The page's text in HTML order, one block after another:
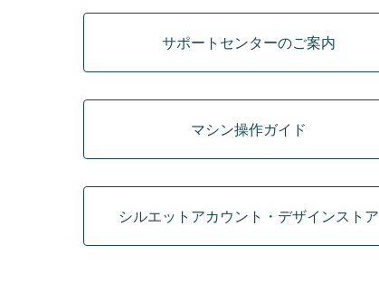
サポートセンターのご案内
マシン操作ガイド
シルエットアカウント・デザインストア